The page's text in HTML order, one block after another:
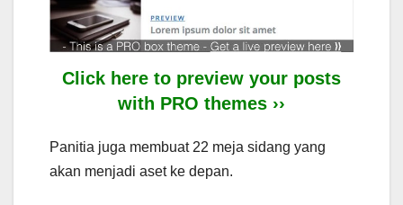
Click here to preview your posts
with PRO themes ››
Panitia juga membuat 22 meja sidang yang
akan menjadi aset ke depan.